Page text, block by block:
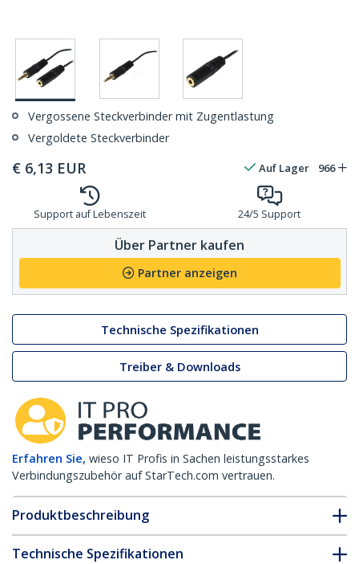
Vergossene Steckverbinder mit Zugentlastung
Vergoldete Steckverbinder
€ 6,13 EUR Auf Lager 966
Support auf Lebenszeit 24/5 Support
Über Partner kaufen
Partner anzeigen
Technische Spezifikationen
Treiber & Downloads
Erfahren Sie, wieso IT Profis in Sachen leistungsstarkes
Verbindungszubehör auf StarTech.com vertrauen.
Produktbeschreibung
Technische Spezifikationen